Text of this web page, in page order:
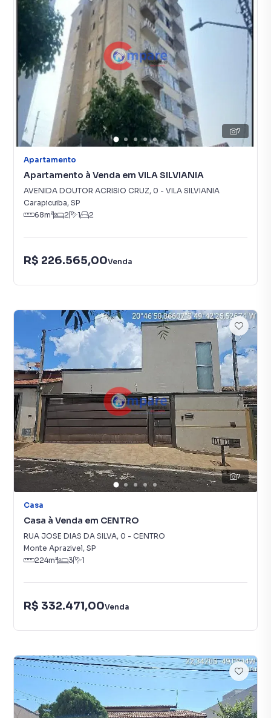
7
Apartamento
Apartamento à Venda em VILA SILVIANIA
AVENIDA DOUTOR ACRISIO CRUZ, 0 - VILA SILVIANIA
Carapicuiba, SP
68m² 2 1 2
R$ 226.565,00Venda
7
Casa
Casa à Venda em CENTRO
RUA JOSE DIAS DA SILVA, 0 - CENTRO
Monte Aprazivel, SP
224m² 3 1
R$ 332.471,00Venda